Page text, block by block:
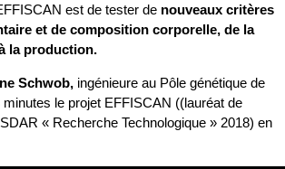
est de tester de nouveaux critères
et de composition corporelle, de la
la production.
Schwob, ingénieure au Pôle génétique de
minutes le projet EFFISCAN ((lauréat de
« Recherche Technologique » 2018) en